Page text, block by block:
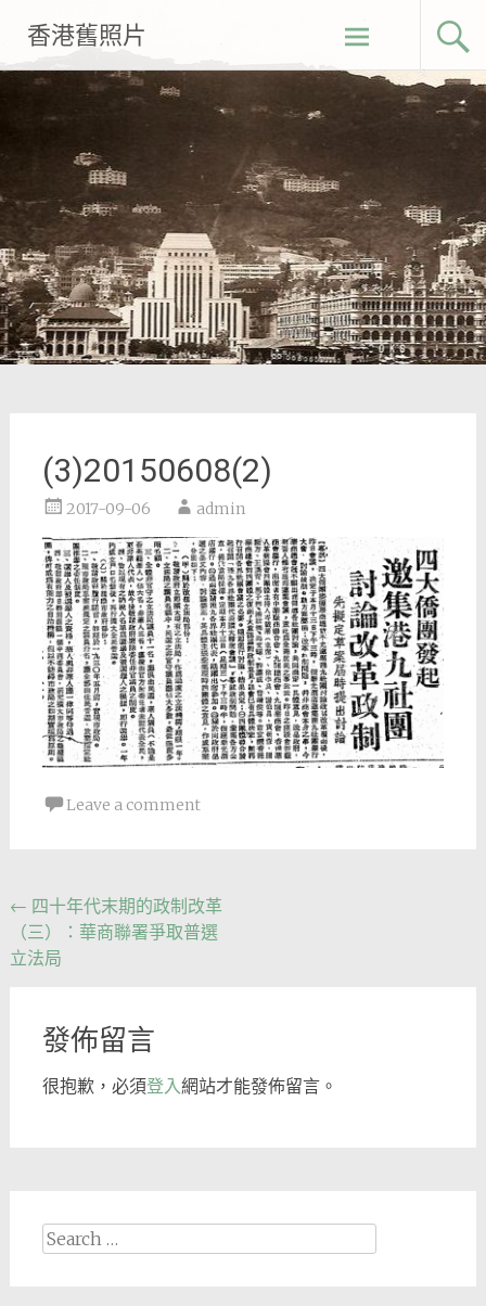
content
香港舊照片
(3)20150608(2)
2017-09-06 admin
Leave a comment
Post
navigation
← 四十年代末期的政制改革
（三）：華商聯署爭取普選
立法局
發佈留言
很抱歉，必須登入網站才能發佈留言。
Search
for: